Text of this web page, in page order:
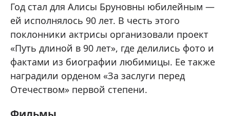
Год стал для Алисы Бруновны юбилейным —
ей исполнялось 90 лет. В честь этого
поклонники актрисы организовали проект
«Путь длиной в 90 лет», где делились фото и
фактами из биографии любимицы. Ее также
наградили орденом «За заслуги перед
Отечеством» первой степени.